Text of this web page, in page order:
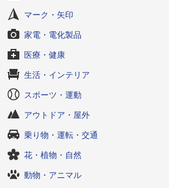
マーク・矢印
家電・電化製品
医療・健康
生活・インテリア
スポーツ・運動
アウトドア・屋外
乗り物・運転・交通
花・植物・自然
動物・アニマル